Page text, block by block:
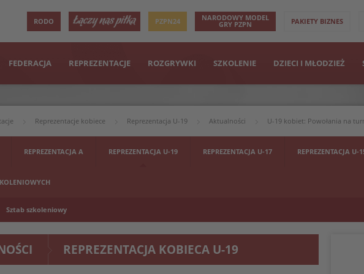
RODO PZPN24 NARODOWY MODEL
GRY PZPN PAKIETY BIZNES
FEDERACJA REPREZENTACJE ROZGRYWKI SZKOLENIE DZIECI I MŁODZIEŻ
Reprezentacje kobiece Reprezentacja U-19 Aktualności U-19 kobiet: Powołania na
REPREZENTACJA A REPREZENTACJA U-19 REPREZENTACJA U-17 REPREZENTACJA U-
Sztab szkoleniowy
REPREZENTACJA KOBIECA U-19